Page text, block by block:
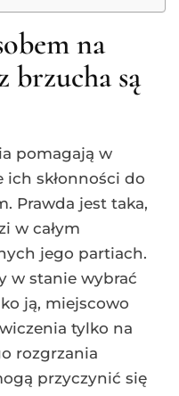
na
brzucha są
pomagają w
skłonności do
Prawda jest taka,
w całym
jego partiach.
w stanie wybrać
ją, miejscowo
tylko na
rozgrzania
przyczynić się